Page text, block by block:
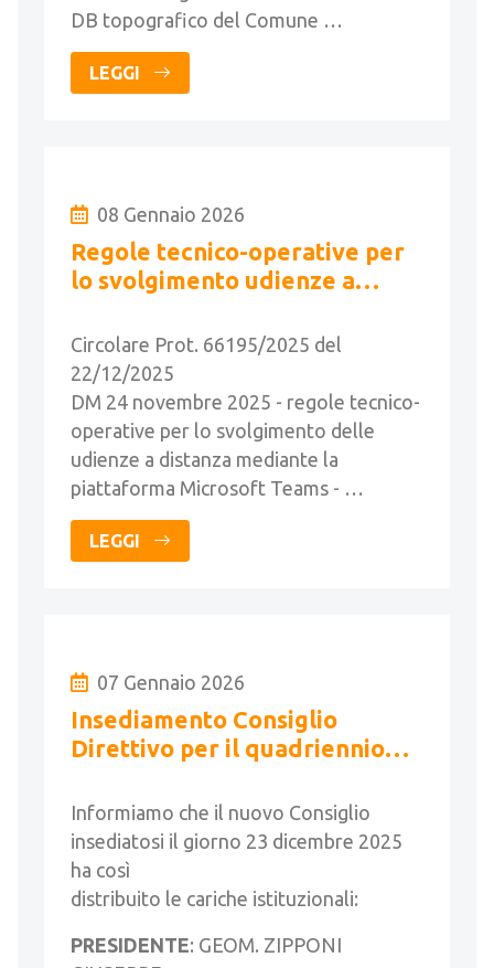
DB topografico del Comune …
LEGGI
08 Gennaio 2026
Regole tecnico-operative per
lo svolgimento udienze a
Circolare Prot. 66195/2025 del
22/12/2025
DM 24 novembre 2025 - regole tecnico-
operative per lo svolgimento delle
udienze a distanza mediante la
piattaforma Microsoft Teams - …
LEGGI
07 Gennaio 2026
Insediamento Consiglio
Direttivo per il quadriennio
cariche istituzionali
Informiamo che il nuovo Consiglio
insediatosi il giorno 23 dicembre 2025
ha così
distribuito le cariche istituzionali:
PRESIDENTE: GEOM. ZIPPONI